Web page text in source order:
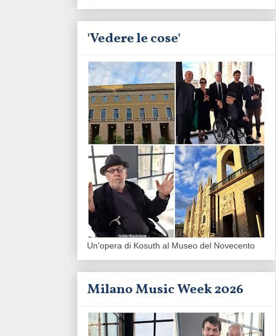
'Vedere le cose'
Un'opera di Kosuth al Museo del Novecento
Milano Music Week 2026